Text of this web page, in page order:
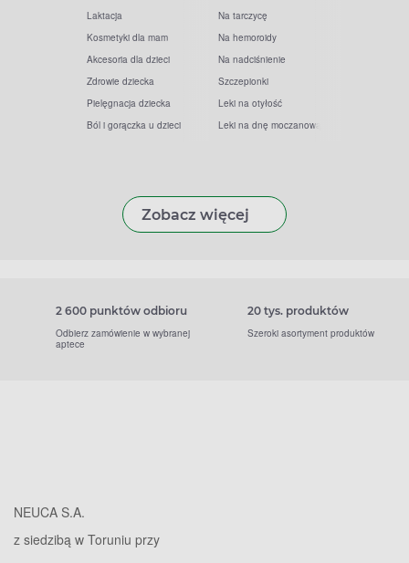
Laktacja
Kosmetyki dla mam
Akcesoria dla dzieci
Zdrowie dziecka
Pielęgnacja dziecka
Ból i gorączka u dzieci
Na tarczycę
Na hemoroidy
Na nadciśnienie
Szczepionki
Leki na otyłość
Leki na dnę moczanową
Zobacz więcej
2 600 punktów odbioru
Odbierz zamówienie w wybranej
aptece
20 tys. produktów
Szeroki asortyment produktów
NEUCA S.A.
z siedzibą w Toruniu przy